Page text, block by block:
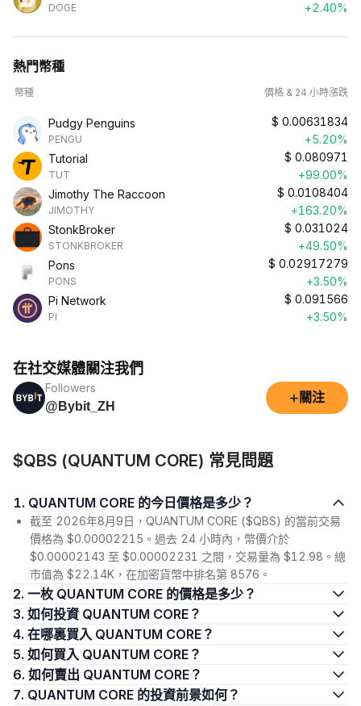
DOGE
+2.40%
熱門幣種
幣種 價格 & 24 小時漲跌
Pudgy Penguins
PENGU
$ 0.00631834
+5.20%
Tutorial
TUT
$ 0.080971
+99.00%
Jimothy The Raccoon
JIMOTHY
$ 0.0108404
+163.20%
StonkBroker
STONKBROKER
$ 0.031024
+49.50%
Pons
PONS
$ 0.02917279
+3.50%
Pi Network
PI
$ 0.091566
+3.50%
在社交媒體關注我們
Followers
@Bybit_ZH
+ 關注
$QBS (QUANTUM CORE) 常見問題
1. QUANTUM CORE 的今日價格是多少？
截至 2026年8月9日，QUANTUM CORE ($QBS) 的當前交易
價格為 $0.00002215。過去 24 小時內，幣價介於
$0.00002143 至 $0.00002231 之間，交易量為 $12.98。總
市值為 $22.14K，在加密貨幣中排名第 8576。
2. 一枚 QUANTUM CORE 的價格是多少？
3. 如何投資 QUANTUM CORE？
4. 在哪裏買入 QUANTUM CORE？
5. 如何買入 QUANTUM CORE？
6. 如何賣出 QUANTUM CORE？
7. QUANTUM CORE 的投資前景如何？